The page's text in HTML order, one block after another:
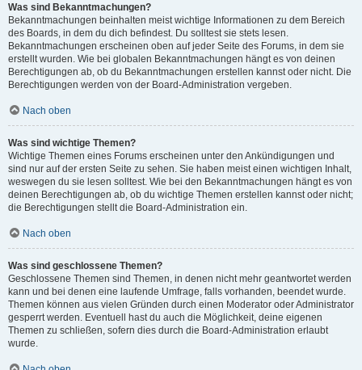
Was sind Bekanntmachungen?
Bekanntmachungen beinhalten meist wichtige Informationen zu dem Bereich
des Boards, in dem du dich befindest. Du solltest sie stets lesen.
Bekanntmachungen erscheinen oben auf jeder Seite des Forums, in dem sie
erstellt wurden. Wie bei globalen Bekanntmachungen hängt es von deinen
Berechtigungen ab, ob du Bekanntmachungen erstellen kannst oder nicht. Die
Berechtigungen werden von der Board-Administration vergeben.
Nach oben
Was sind wichtige Themen?
Wichtige Themen eines Forums erscheinen unter den Ankündigungen und
sind nur auf der ersten Seite zu sehen. Sie haben meist einen wichtigen Inhalt,
weswegen du sie lesen solltest. Wie bei den Bekanntmachungen hängt es von
deinen Berechtigungen ab, ob du wichtige Themen erstellen kannst oder nicht;
die Berechtigungen stellt die Board-Administration ein.
Nach oben
Was sind geschlossene Themen?
Geschlossene Themen sind Themen, in denen nicht mehr geantwortet werden
kann und bei denen eine laufende Umfrage, falls vorhanden, beendet wurde.
Themen können aus vielen Gründen durch einen Moderator oder Administrator
gesperrt werden. Eventuell hast du auch die Möglichkeit, deine eigenen
Themen zu schließen, sofern dies durch die Board-Administration erlaubt
wurde.